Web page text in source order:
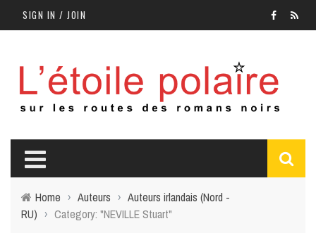
SIGN IN / JOIN
Home › Auteurs › Auteurs irlandais (Nord -
RU) › Category: "NEVILLE Stuart"